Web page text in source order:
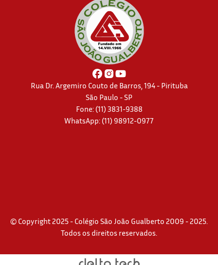
Rua Dr. Argemiro Couto de Barros, 194 - Pirituba
São Paulo - SP
Fone: (11) 3831-9388
WhatsApp: (11) 98912-0977
© Copyright 2025 - Colégio São João Gualberto 2009 - 2025.
Todos os direitos reservados.